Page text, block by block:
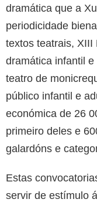
dramática que a
periodicidade
textos teatrais, XIII
dramática infantil
teatro de
público infantil e
económica de 26
primeiro deles e
galardóns e
Estas
servir de estímulo